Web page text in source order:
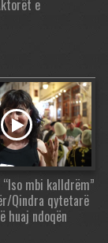
e
“Iso mbi kalldrëm”
Qindra qytetarë
huaj ndoqën